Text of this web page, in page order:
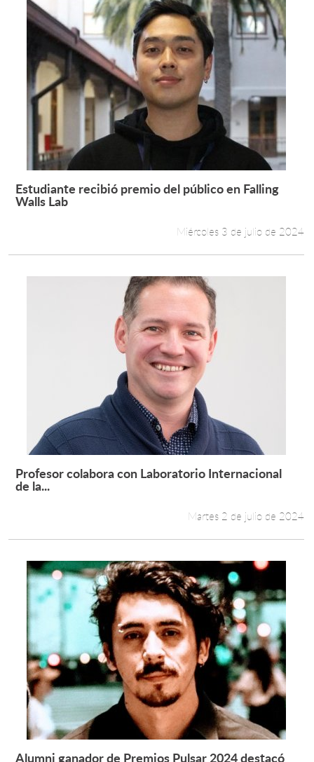
Leer más +
Estudiante recibió premio del público en Falling
Walls Lab
Miércoles 3 de julio de 2024
Leer más +
Profesor colabora con Laboratorio Internacional
de la...
Martes 2 de julio de 2024
Alumni ganador de Premios Pulsar 2024 destacó